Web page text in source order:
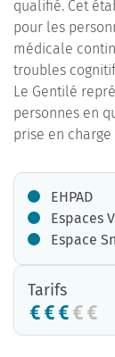
qualifié. Cet
pour les
médicale
troubles
Le Gentilé
personnes en
prise en
EHPAD
Espaces
Espace
Tarifs